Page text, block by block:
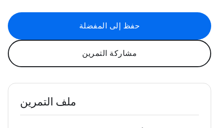
حفظ إلى المفضلة
مشاركة التمرين
ملف التمرين